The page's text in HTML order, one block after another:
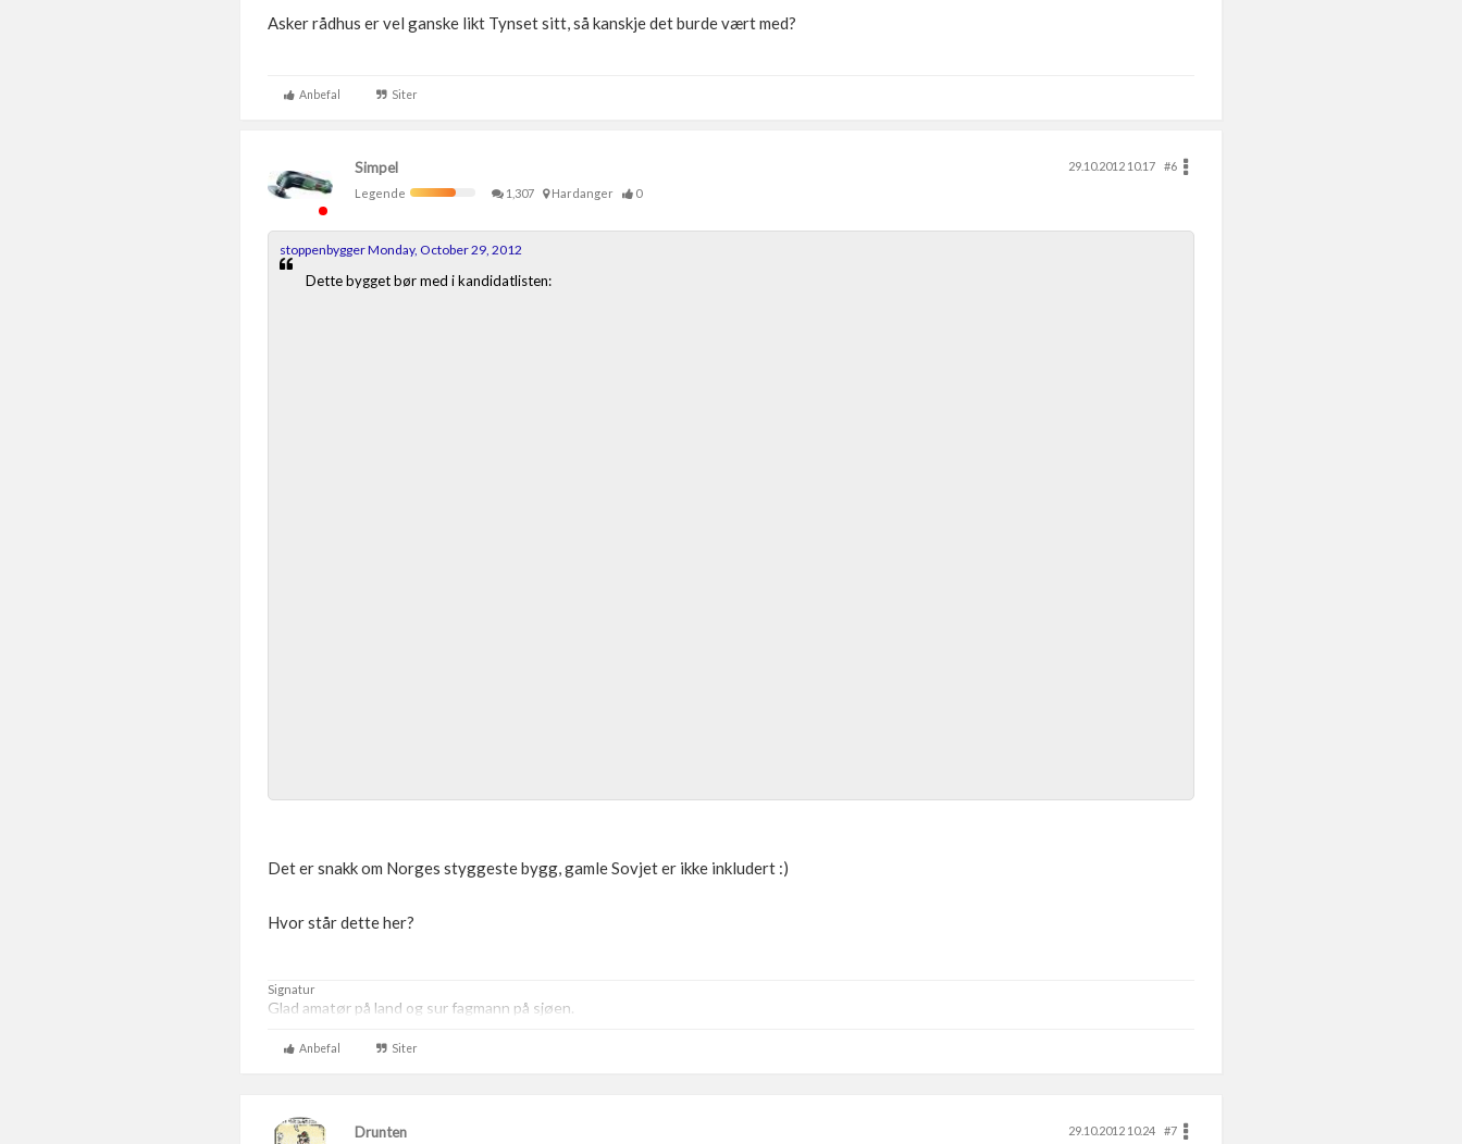
Asker rådhus er vel ganske likt Tynset sitt, så kanskje det burde vært med?
Anbefal Siter
Simpel 29.10.2012 10.17
#6
Legende
1,307 Hardanger 0
stoppenbygger Monday, October 29, 2012
Dette bygget bør med i kandidatlisten:
Det er snakk om Norges styggeste bygg, gamle Sovjet er ikke inkludert :)
Hvor står dette her?
Signatur
Glad amatør på land og sur fagmann på sjøen.
Anbefal Siter
Drunten 29.10.2012 10.24 #7